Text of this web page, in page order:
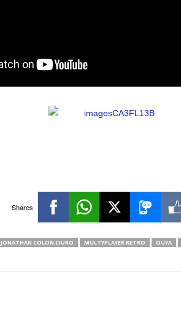
Shares
JONATHAN COLON CIURO MULTYPLAYER RETRO OUYA